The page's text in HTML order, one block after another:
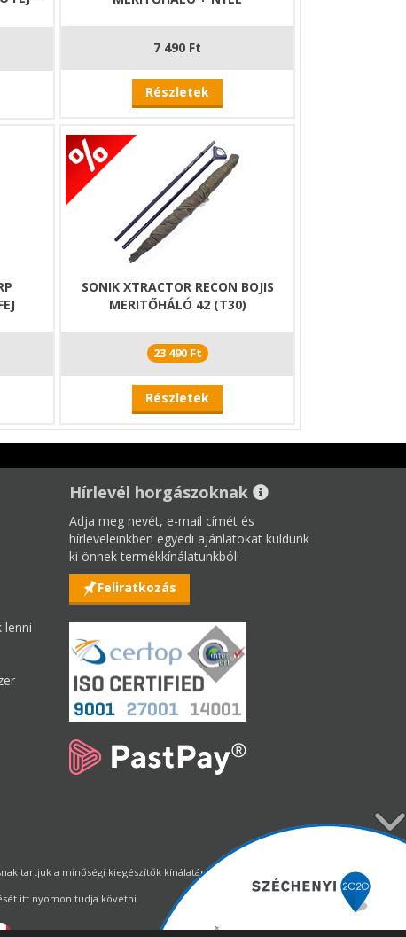
7 490 Ft
Részletek
SONIK XTRACTOR RECON BOJIS
MERITŐHÁLÓ 42 (T30)
23 490 Ft
Részletek
lenni
Hírlevél horgászoknak
Adja meg nevét, e-mail címét és
hírleveleinkben egyedi ajánlatokat küldünk
ki önnek termékkínálatunkból!
Feliratkozás
tartjuk a minőségi kiegészítők kínálatának állandó biztosítását.
itt nyomon tudja követni.